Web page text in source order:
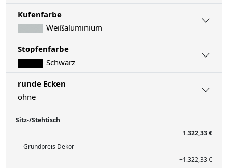
Kufenfarbe
Weißaluminium
Stopfenfarbe
Schwarz
runde Ecken
ohne
Sitz-/Stehtisch
1.322,33 €
Grundpreis Dekor
+1.322,33 €